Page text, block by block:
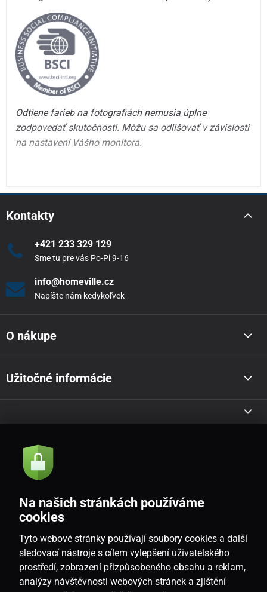
Odtiene farieb na fotografiách nemusia úplne
zodpovedať skutočnosti. Môžu sa odlišovať v závislosti
na nastavení Vášho monitora.
Kontakty
+421 233 329 129
Sme tu pre vás Po-Pi 9-16
info@homeville.cz
Napíšte nám kedykoľvek
O nákupe
Užitočné informácie
Akcie a novinky e-mailom
Souhlasím sezásadami zpracování osobních údajů
SK
Na našich stránkách používáme
cookies
Tyto webové stránky používají soubory cookies a další
sledovací nástroje s cílem vylepšení uživatelského
prostředí, zobrazení přizpůsobeného obsahu a reklam,
analýzy návštěvnosti webových stránek a zjištění